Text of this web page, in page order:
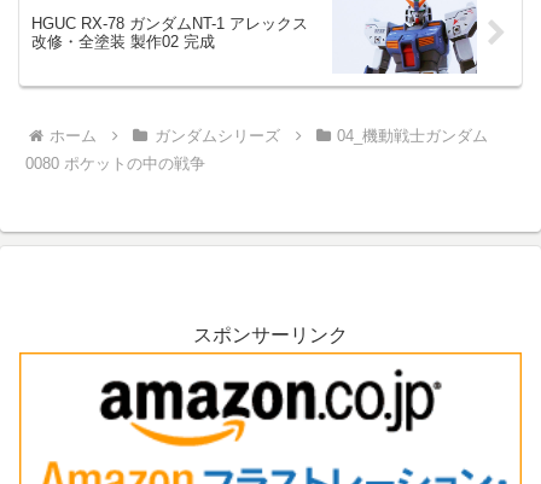
HGUC RX-78 ガンダムNT-1 アレックス
改修・全塗装 製作02 完成
ホーム ガンダムシリーズ
04_機動戦士ガンダム
0080 ポケットの中の戦争
スポンサーリンク